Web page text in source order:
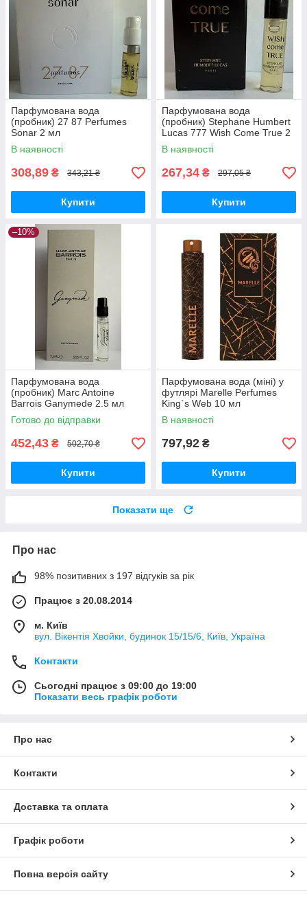
Парфумована вода
(пробник) 27 87 Perfumes
Sonar 2 мл
В наявності
308,89 ₴ 343,21 ₴
Купити
Парфумована вода
(пробник) Stephane Humbert
Lucas 777 Wish Come True 2
мл
В наявності
267,34 ₴ 297,05 ₴
Купити
–10%
Парфумована вода
(пробник) Marc Antoine
Barrois Ganymede 2.5 мл
Готово до відправки
452,43 ₴ 502,70 ₴
Купити
Парфумована вода (міні) у
футлярі Marelle Perfumes
King`s Web 10 мл
В наявності
797,92 ₴
Купити
Показати ще
Про нас
98% позитивних з 197 відгуків за рік
Працює з 20.08.2014
м. Київ
вул. Вікентія Хвойки, будинок 15/15/6, Київ, Україна
Контакти
Сьогодні працює з 09:00 до 19:00
Показати весь графік роботи
Про нас
Контакти
Доставка та оплата
Графік роботи
Повна версія сайту